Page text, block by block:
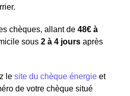
chèques, allant de 48€ à
sous 2 à 4 jours après
le site du chèque énergie et
de votre chèque situé